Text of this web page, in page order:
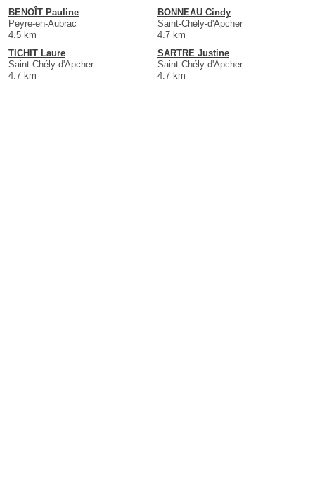
BENOÎT Pauline
Peyre-en-Aubrac
4.5 km
BONNEAU Cindy
Saint-Chély-d'Apcher
4.7 km
TICHIT Laure
Saint-Chély-d'Apcher
4.7 km
SARTRE Justine
Saint-Chély-d'Apcher
4.7 km